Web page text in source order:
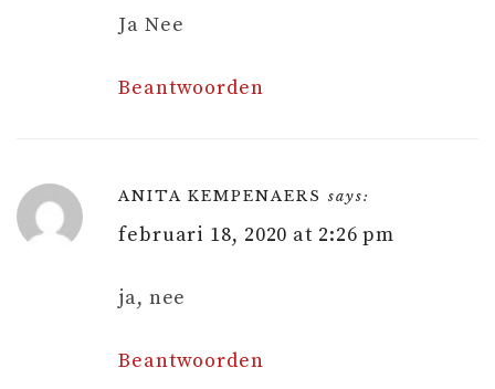
Ja Nee
Beantwoorden
ANITA KEMPENAERS says:
februari 18, 2020 at 2:26 pm
ja, nee
Beantwoorden